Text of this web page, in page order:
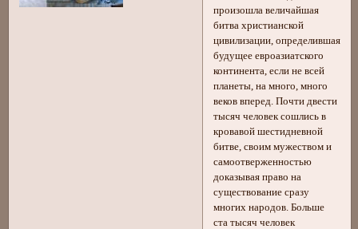
произошла величайшая
битва христианской
цивилизации, определившая
будущее евроазиатского
континента, если не всей
планеты, на много, много
веков вперед. Почти двести
тысяч человек сошлись в
кровавой шестидневной
битве, своим мужеством и
самоотверженностью
доказывая право на
существование сразу
многих народов. Больше
ста тысяч человек